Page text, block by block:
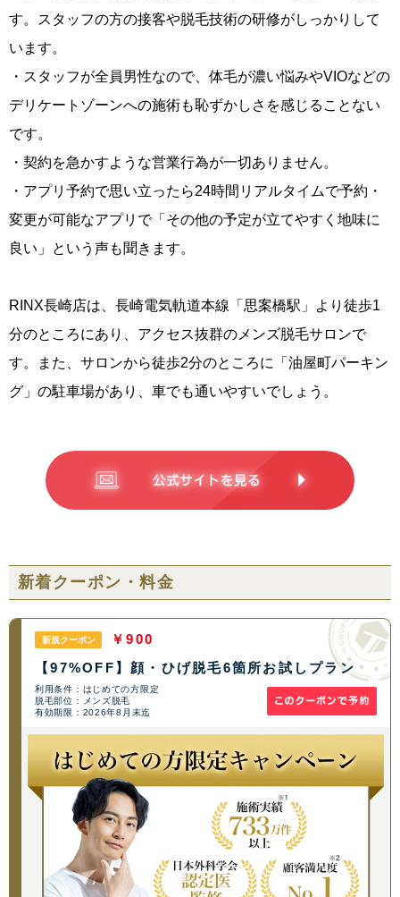
す。スタッフの方の接客や脱毛技術の研修がしっかりして
います。
・スタッフが全員男性なので、体毛が濃い悩みやVIOなどの
デリケートゾーンへの施術も恥ずかしさを感じることない
です。
・契約を急かすような営業行為が一切ありません。
・アプリ予約で思い立ったら24時間リアルタイムで予約・
変更が可能なアプリで「その他の予定が立てやすく地味に
良い」という声も聞きます。
RINX長崎店は、長崎電気軌道本線「思案橋駅」より徒歩1
分のところにあり、アクセス抜群のメンズ脱毛サロンで
す。また、サロンから徒歩2分のところに「油屋町パーキン
グ」の駐車場があり、車でも通いやすいでしょう。
新着クーポン・料金
新規クーポン
￥900
【97%OFF】顔・ひげ脱毛6箇所お試しプラン
利用条件：はじめての方限定
脱毛部位：メンズ脱毛
有効期限：2026年8月末迄